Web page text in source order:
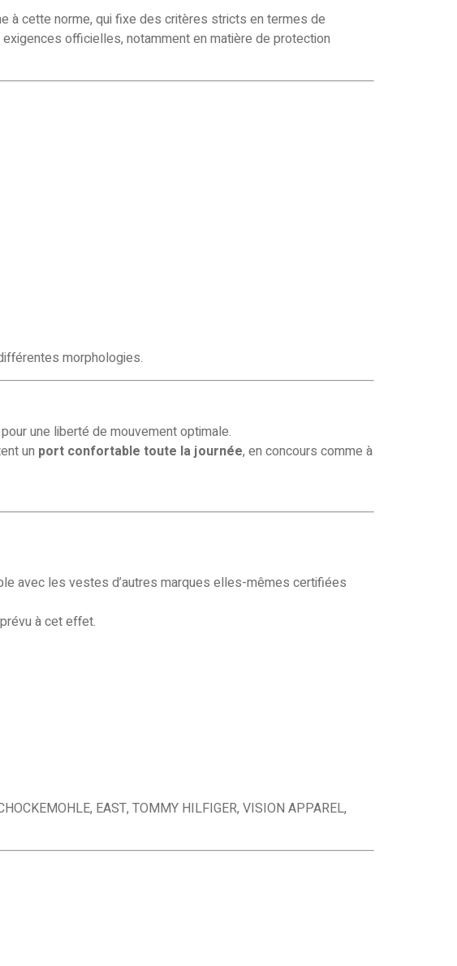
à cette norme, qui fixe des critères stricts en termes de
officielles, notamment en matière de protection
morphologies.
une liberté de mouvement optimale.
un port confortable toute la journée, en concours comme à
avec les vestes d’autres marques elles-mêmes certifiées
à cet effet.
EAST, TOMMY HILFIGER, VISION APPAREL,